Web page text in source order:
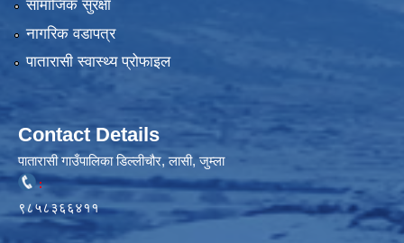
सामाजिक सुरक्षा
नागरिक वडापत्र
पातारासी स्वास्थ्य प्रोफाइल
Contact Details
पातारासी गाउँपालिका डिल्लीचौर, लासी, जुम्ला
:
९८५८३६६४११